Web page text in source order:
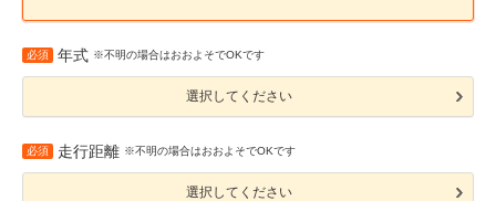
必須 年式 ※不明の場合はおおよそでOKです
選択してください
必須 走行距離 ※不明の場合はおおよそでOKです
選択してください